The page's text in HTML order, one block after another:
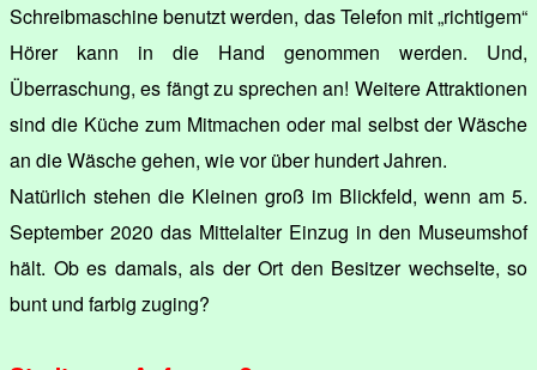
Schreibmaschine benutzt werden, das Telefon mit „richtigem“
Hörer kann in die Hand genommen werden. Und,
Überraschung, es fängt zu sprechen an! Weitere Attraktionen
sind die Küche zum Mitmachen oder mal selbst der Wäsche
an die Wäsche gehen, wie vor über hundert Jahren.
Natürlich stehen die Kleinen groß im Blickfeld, wenn am 5.
September 2020 das Mittelalter Einzug in den Museumshof
hält. Ob es damals, als der Ort den Besitzer wechselte, so
bunt und farbig zuging?